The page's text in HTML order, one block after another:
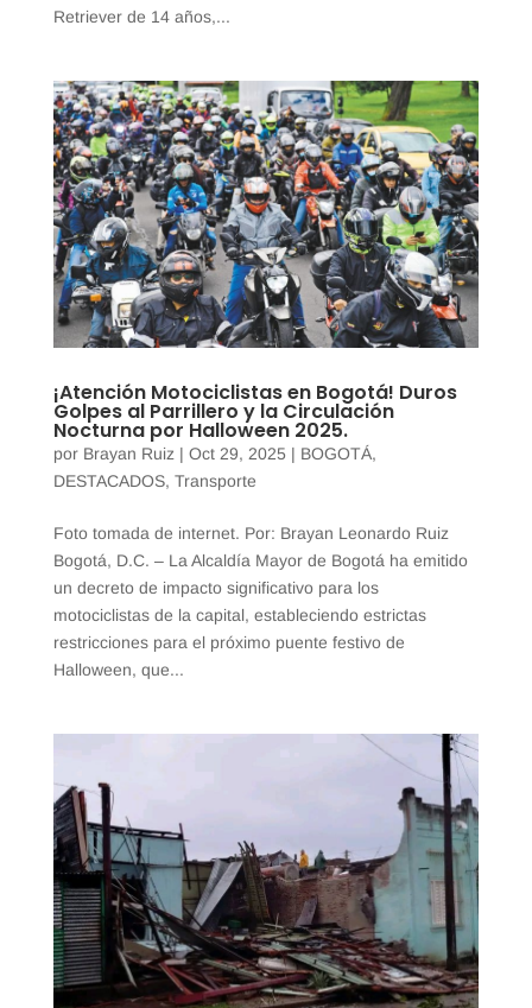
Retriever de 14 años,...
¡Atención Motociclistas en Bogotá! Duros
Golpes al Parrillero y la Circulación
Nocturna por Halloween 2025.
por Brayan Ruiz | Oct 29, 2025| BOGOTÁ,
DESTACADOS, Transporte
Foto tomada de internet. Por: Brayan Leonardo Ruiz
Bogotá, D.C. – La Alcaldía Mayor de Bogotá ha emitido
un decreto de impacto significativo para los
motociclistas de la capital, estableciendo estrictas
restricciones para el próximo puente festivo de
Halloween, que...